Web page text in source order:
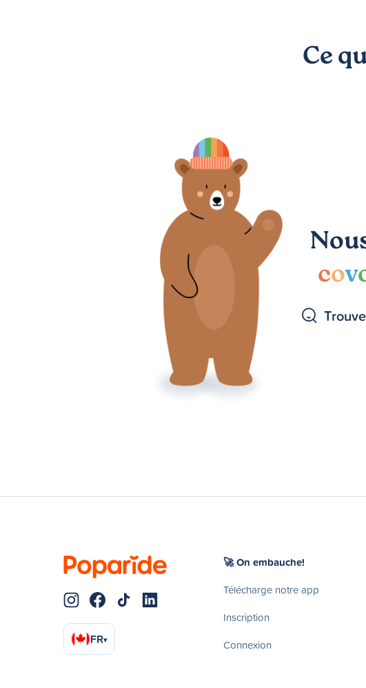
Ce
cov
FR▾
🚀 On embauche!
Télécharge notre app
Inscription
Connexion